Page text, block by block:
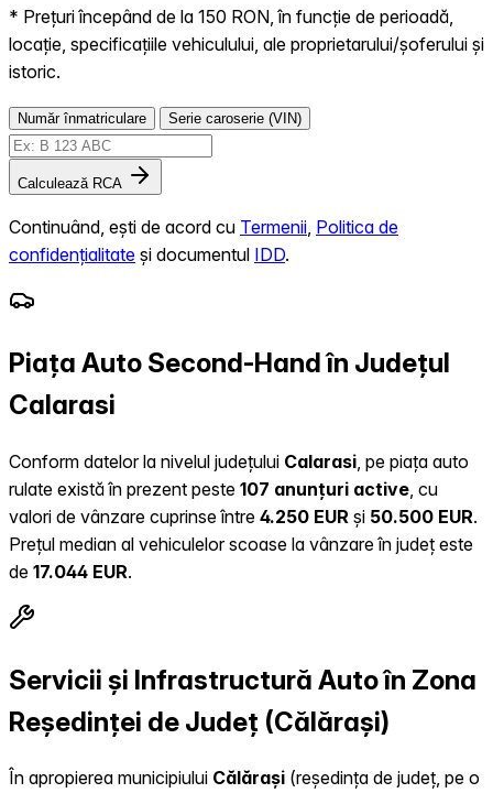
* Prețuri începând de la 150 RON, în funcție de perioadă,
locație, specificațiile vehiculului, ale proprietarului/șoferului și
istoric.
Număr înmatriculare Serie caroserie (VIN)
Calculează RCA
Continuând, ești de acord cu Termenii Politica de
confidențialitate și documentul IDD.
Piața Auto Second-Hand în Județul
Calarasi
Conform datelor la nivelul județului Calarasi , pe piața auto
rulate există în prezent peste 107 anunțuri active , cu
valori de vânzare cuprinse între 4.250 EUR și 50.500 EUR.
Prețul median al vehiculelor scoase la vânzare în județ este
de 17.044 EUR.
Servicii și Infrastructură Auto în Zona
Reședinței de Județ (Călărași)
În apropierea municipiului Călărași (reședința de județ, pe o